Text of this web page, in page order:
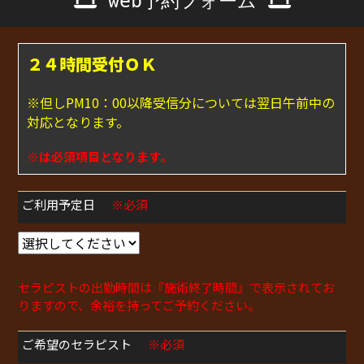
２４時間受付ＯＫ
※但しPM10：00以降受信分については翌日午前中の
対応となります。
※は必須項目となります。
ご利用予定日 ※必須
セラピストの出勤時間は『施術終了時間』で表示されてお
りますので、余裕を持ってご予約ください。
ご希望のセラピスト ※必須